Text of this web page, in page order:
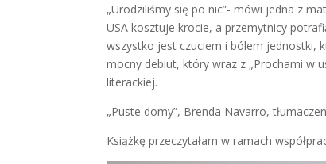
„Urodziliśmy się po nic”- mówi jedna z
USA kosztuje krocie, a przemytnicy
wszystko jest czuciem i bólem jednostki,
mocny debiut, który wraz z „Prochami w
literackiej.
„Puste domy”, Brenda Navarro,
Książkę przeczytałam w ramach